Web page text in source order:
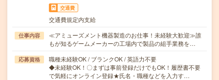
交通費
交通費規定内支給
仕事内容
≪アミューズメント機器製造のお仕事！未経験大歓迎≫誰
もが知るゲームメーカーの工場内で製品の組手業務を…
応募資格
職種未経験OK / ブランクOK / 英語力不要
◆未経験OK！〇まずは事前登録だけでもOK！履歴書不要
で気軽にオンライン登録★氏名・職種などを入力す…